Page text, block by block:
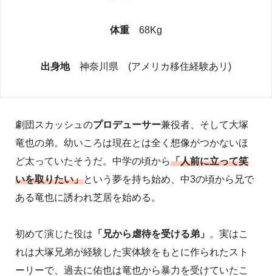
体重 68Kg
出身地 神奈川県 (アメリカ移住経験あリ)
劇団スカッシュのプロデューサー兼役者、そして大塚
竜也の弟。幼いころは現在とは全く想像がつかないほ
ど太っていたそうだ。中学の頃から「人前に立って笑
いを取りたい」という夢を持ち始め、中3の頃から兄で
ある竜也に誘われ芝居を始める。
初めて演じた役は 「兄から虐待を受ける弟」 。実はこ
れは大塚兄弟が経験した実体験をもとに作られたスト
ーリーで、過去に佑也は竜也から暴力を受けていたこ